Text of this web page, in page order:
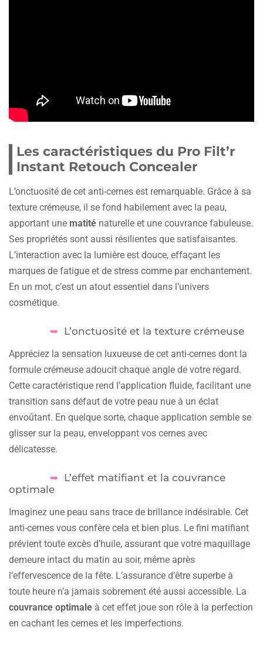
Les caractéristiques du Pro Filt’r
Instant Retouch Concealer
L’onctuosité de cet anti-cernes est remarquable. Grâce à sa
texture crémeuse, il se fond habilement avec la peau,
apportant une matité naturelle et une couvrance fabuleuse.
Ses propriétés sont aussi résilientes que satisfaisantes.
L’interaction avec la lumière est douce, effaçant les
marques de fatigue et de stress comme par enchantement.
En un mot, c’est un atout essentiel dans l’univers
cosmétique.
L’onctuosité et la texture crémeuse
Appréciez la sensation luxueuse de cet anti-cernes dont la
formule crémeuse adoucit chaque angle de votre regard.
Cette caractéristique rend l’application fluide, facilitant une
transition sans défaut de votre peau nue à un éclat
envoûtant. En quelque sorte, chaque application semble se
glisser sur la peau, enveloppant vos cernes avec
délicatesse.
L’effet matifiant et la couvrance
optimale
Imaginez une peau sans trace de brillance indésirable. Cet
anti-cernes vous confère cela et bien plus. Le fini matifiant
prévient toute excès d’huile, assurant que votre maquillage
demeure intact du matin au soir, même après
l’effervescence de la fête. L’assurance d’être superbe à
toute heure n’a jamais sobrement été aussi accessible. La
couvrance optimale à cet effet joue son rôle à la perfection
en cachant les cernes et les imperfections.